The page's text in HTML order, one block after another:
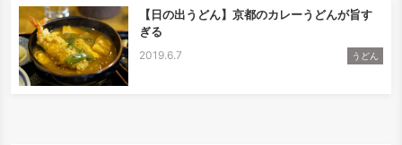
【日の出うどん】京都のカレーうどんが旨す
ぎる
2019.6.7 うどん